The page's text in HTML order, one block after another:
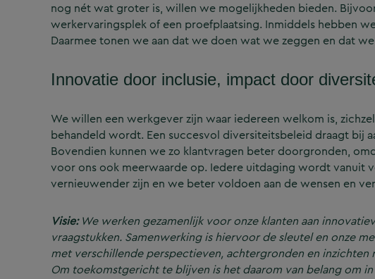
nog nét wat groter is, willen we mogelijkheden bieden.
werkervaringsplek of een proefplaatsing. Inmiddels hebben
Daarmee tonen we aan dat we doen wat we zeggen en dat
Innovatie door inclusie, impact door
We willen een werkgever zijn waar iedereen welkom is,
behandeld wordt. Een succesvol diversiteitsbeleid draagt bij
Bovendien kunnen we zo klantvragen beter doorgronden,
voor ons ook meerwaarde op. Iedere uitdaging wordt vanuit
vernieuwender zijn en we beter voldoen aan de wensen en
Visie:We werken gezamenlijk voor onze klanten aan
vraagstukken. Samenwerking is hiervoor de sleutel en onze
met verschillende perspectieven, achtergronden en
Om toekomstgericht te blijven is het daarom van belang om